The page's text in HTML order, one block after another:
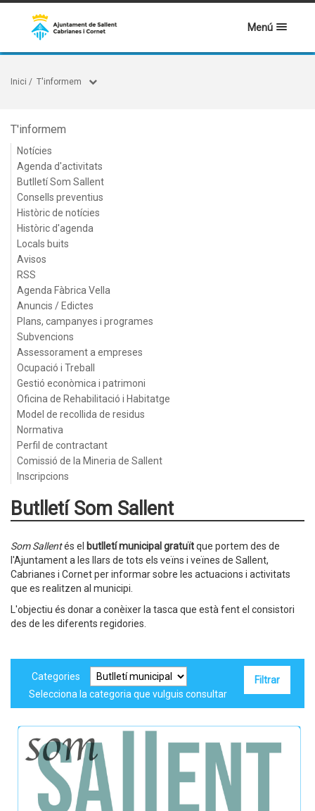
Menú
Inici / T'informem
T'informem
Notícies
Agenda d'activitats
Butlletí Som Sallent
Consells preventius
Històric de notícies
Històric d'agenda
Locals buits
Avisos
RSS
Agenda Fàbrica Vella
Anuncis / Edictes
Plans, campanyes i programes
Subvencions
Assessorament a empreses
Ocupació i Treball
Gestió econòmica i patrimoni
Oficina de Rehabilitació i Habitatge
Model de recollida de residus
Normativa
Perfil de contractant
Comissió de la Mineria de Sallent
Inscripcions
Butlletí Som Sallent
Som Sallentés el butlletí municipal gratuïtque portem des de
l'Ajuntament a les llars de tots els veïns i veïnes de Sallent,
Cabrianes i Cornet per informar sobre les actuacions i activitats
que es realitzen al municipi.
L'objectiu és donar a conèixer la tasca que està fent el consistori
des de les diferents regidories.
Categories
Selecciona la categoria que vulguis consultar